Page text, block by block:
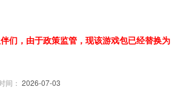
们，由于政策监管， 现该游戏包已经替换为
间： 2026-07-03